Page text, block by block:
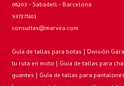
08203 - Sabadell - Barcelona
937275101
consultas@marvea.com
Guía de tallas para botas | División
tu ruta en moto | Guia de tallas para
guantes | Guía de tallas para pantalones